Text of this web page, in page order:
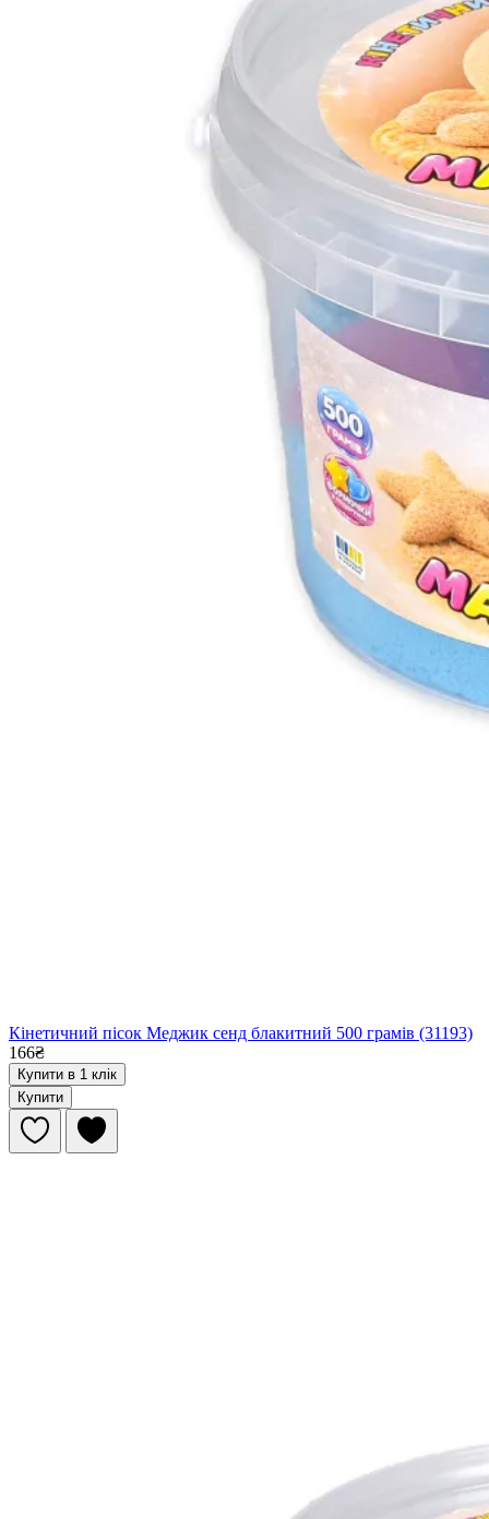
Кінетичний пісок Меджик сенд блакитний 500 грамів (31193)
166₴
Купити в 1 клік
Купити